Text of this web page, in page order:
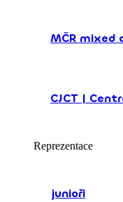
MČR mixed
CJCT |
Reprezentace
junioři